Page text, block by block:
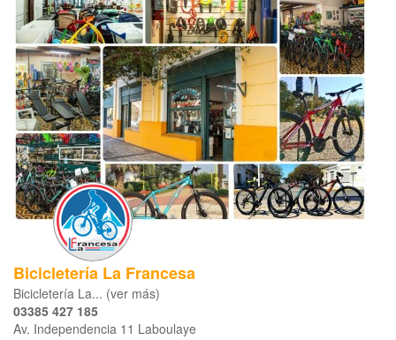
Bicicletería La Francesa
Bicicletería La... (ver más)
03385 427 185
Av. Independencia 11 Laboulaye